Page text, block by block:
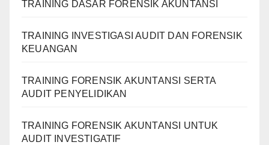
TRAINING DASAR FORENSIK AKUNTANSI
TRAINING INVESTIGASI AUDIT DAN FORENSIK
KEUANGAN
TRAINING FORENSIK AKUNTANSI SERTA
AUDIT PENYELIDIKAN
TRAINING FORENSIK AKUNTANSI UNTUK
AUDIT INVESTIGATIF